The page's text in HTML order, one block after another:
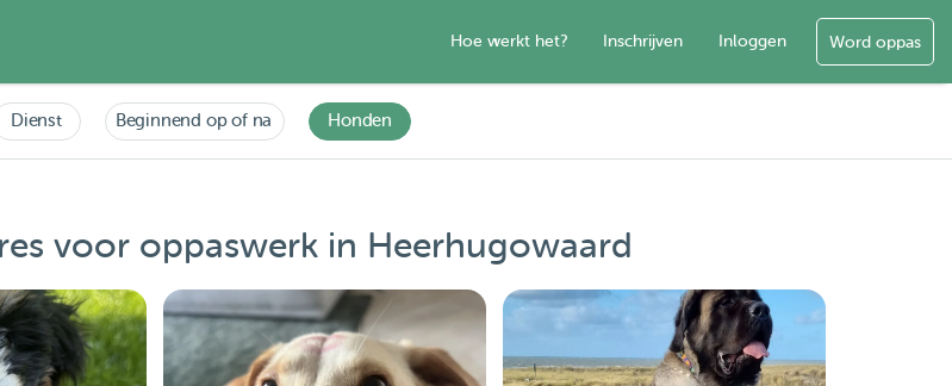
Hoe werkt het? Inschrijven Inloggen Word oppas
Dienst Beginnend op of na Honden
voor oppaswerk in Heerhugowaard